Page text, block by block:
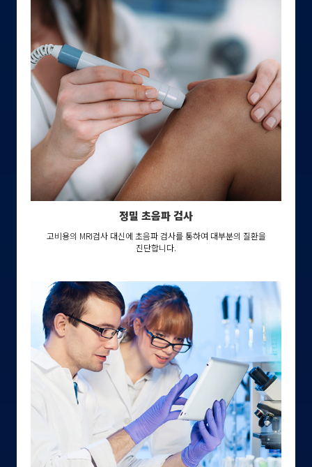
정밀 초음파 검사
고비용의 MRI검사 대신에 초음파 검사를 통하여 대부분의 질환을
진단합니다.